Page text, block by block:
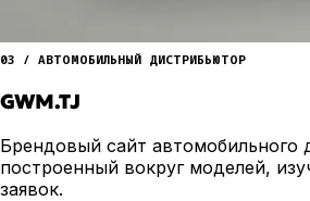
03 / АВТОМОБИЛЬНЫЙ ДИСТРИБЬЮТОР
GWM.TJ
Брендовый сайт автомобильного
построенный вокруг моделей,
заявок.